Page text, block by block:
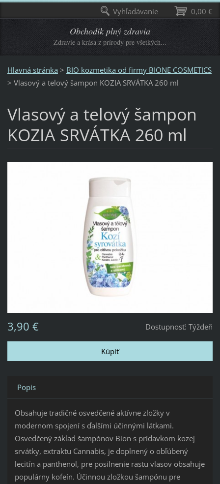
Obchodík plný zdravia
Zdravie a krása z prírody pre všetkých...
Hlavná stránka > BIO kozmetika od firmy BIONE COSMETICS
> Vlasový a telový šampon KOZIA SRVÁTKA 260 ml
Vlasový a telový šampon
KOZIA SRVÁTKA 260 ml
Dostupnosť: Týždeň
3,90 €
Popis
Obsahuje tradičné osvedčené aktívne zložky v
modernom spojení s ďalšími účinnými látkami.
Osvedčený základ šampónov Bion s prídavkom kozej
srvátky, extraktu Cannabis, je doplnený o obľúbený
lecitín a panthenol, pre posilnenie rastu vlasov obsahuje
populárny kofeín. Účinnou zložkou šampónu pre
0,00 €
Vyhľadávanie